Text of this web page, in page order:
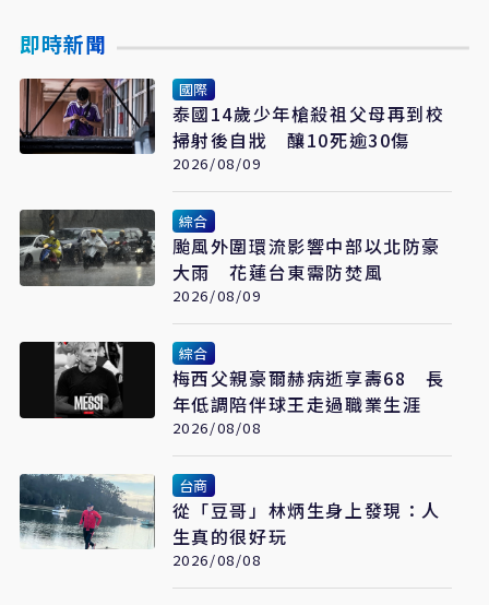
即時新聞
國際
泰國14歲少年槍殺祖父母再到校
掃射後自戕 釀10死逾30傷
2026/08/09
綜合
颱風外圍環流影響中部以北防豪
大雨 花蓮台東需防焚風
2026/08/09
綜合
梅西父親豪爾赫病逝享壽68 長
年低調陪伴球王走過職業生涯
2026/08/08
台商
從「豆哥」林炳生身上發現：人
生真的很好玩
2026/08/08